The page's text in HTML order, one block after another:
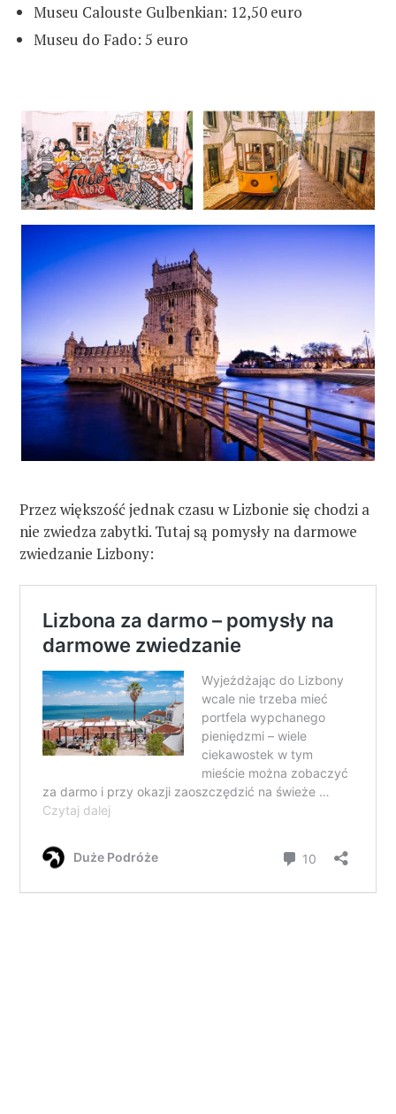
Museu Calouste Gulbenkian: 12,50 euro
Museu do Fado: 5 euro
Przez większość jednak czasu w Lizbonie się chodzi a
nie zwiedza zabytki. Tutaj są pomysły na darmowe
zwiedzanie Lizbony: